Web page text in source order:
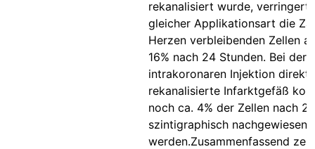
rekanalisiert wurde,
gleicher Applikationsart die
Herzen verbleibenden Zellen
16% nach 24 Stunden. Bei der
intrakoronaren Injektion direkt
rekanalisierte Infarktgefäß
noch ca. 4% der Zellen nach
szintigraphisch nachgewiesen
werden.Zusammenfassend